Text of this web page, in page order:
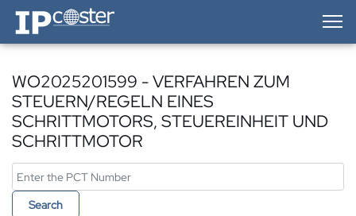
IP-Coster — Home
WO2025201599 - VERFAHREN ZUM
STEUERN/REGELN EINES
SCHRITTMOTORS, STEUEREINHEIT UND
SCHRITTMOTOR
Search